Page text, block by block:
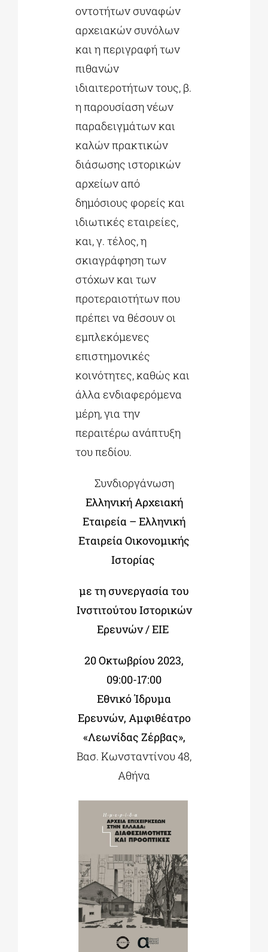
οντοτήτων συναφών
αρχειακών συνόλων
και η περιγραφή των
πιθανών
ιδιαιτεροτήτων τους, β.
η παρουσίαση νέων
παραδειγμάτων και
καλών πρακτικών
διάσωσης ιστορικών
αρχείων από
δημόσιους φορείς και
ιδιωτικές εταιρείες,
και, γ. τέλος, η
σκιαγράφηση των
στόχων και των
προτεραιοτήτων που
πρέπει να θέσουν οι
εμπλεκόμενες
επιστημονικές
κοινότητες, καθώς και
άλλα ενδιαφερόμενα
μέρη, για την
περαιτέρω ανάπτυξη
του πεδίου.
Συνδιοργάνωση
Ελληνική Αρχειακή
Εταιρεία – Ελληνική
Εταιρεία Οικονομικής
Ιστορίας
με τη συνεργασία του
Ινστιτούτου Ιστορικών
Ερευνών / ΕΙΕ
20 Οκτωβρίου 2023,
09:00-17:00
Εθνικό Ίδρυμα
Ερευνών, Αμφιθέατρο
«Λεωνίδας Ζέρβας»,
Βασ. Κωνσταντίνου 48,
Αθήνα